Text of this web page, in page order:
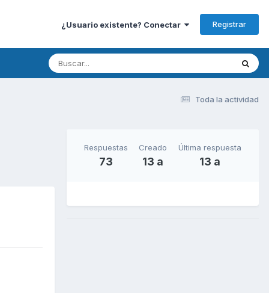
¿Usuario existente? Conectar Registrar
Toda la actividad
Respuestas
73
Creado
13 a
Última respuesta
13 a